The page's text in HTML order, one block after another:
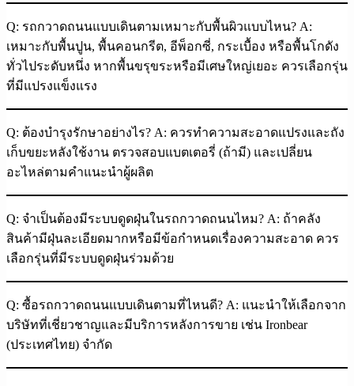
Q: รถกวาดถนนแบบเดินตามเหมาะกับพื้นผิวแบบไหน? A:
เหมาะกับพื้นปูน, พื้นคอนกรีต, อีพ็อกซี่, กระเบื้อง หรือพื้นโกดัง
ทั่วไประดับหนึ่ง หากพื้นขรุขระหรือมีเศษใหญ่เยอะ ควรเลือกรุ่น
ที่มีแปรงแข็งแรง
Q: ต้องบำรุงรักษาอย่างไร? A: ควรทำความสะอาดแปรงและถัง
เก็บขยะหลังใช้งาน ตรวจสอบแบตเตอรี่ (ถ้ามี) และเปลี่ยน
อะไหล่ตามคำแนะนำผู้ผลิต
Q: จำเป็นต้องมีระบบดูดฝุ่นในรถกวาดถนนไหม? A: ถ้าคลัง
สินค้ามีฝุ่นละเอียดมากหรือมีข้อกำหนดเรื่องความสะอาด ควร
เลือกรุ่นที่มีระบบดูดฝุ่นร่วมด้วย
Q: ซื้อรถกวาดถนนแบบเดินตามที่ไหนดี? A: แนะนำให้เลือกจาก
บริษัทที่เชี่ยวชาญและมีบริการหลังการขาย เช่น Ironbear
(ประเทศไทย) จำกัด